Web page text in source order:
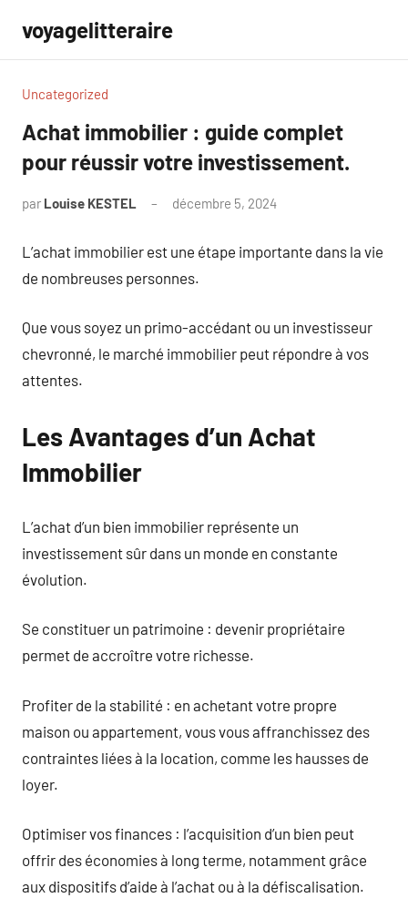
contenu
voyagelitteraire
Uncategorized
Achat immobilier : guide complet
pour réussir votre investissement.
par Louise KESTEL décembre 5, 2024
L’achat immobilier est une étape importante dans la vie
de nombreuses personnes.
Que vous soyez un primo-accédant ou un investisseur
chevronné, le marché immobilier peut répondre à vos
attentes.
Les Avantages d’un Achat
Immobilier
L’achat d’un bien immobilier représente un
investissement sûr dans un monde en constante
évolution.
Se constituer un patrimoine : devenir propriétaire
permet de accroître votre richesse.
Profiter de la stabilité : en achetant votre propre
maison ou appartement, vous vous affranchissez des
contraintes liées à la location, comme les hausses de
loyer.
Optimiser vos finances : l’acquisition d’un bien peut
offrir des économies à long terme, notamment grâce
aux dispositifs d’aide à l’achat ou à la défiscalisation.